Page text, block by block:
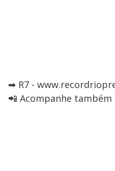
➡ R7 -
📲 Acompanhe também